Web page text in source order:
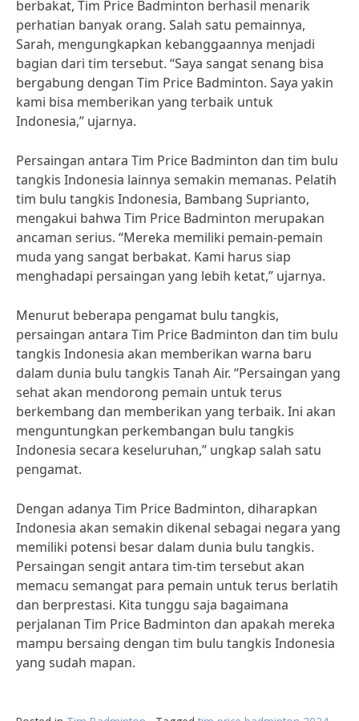
berbakat, Tim Price Badminton berhasil menarik
perhatian banyak orang. Salah satu pemainnya,
Sarah, mengungkapkan kebanggaannya menjadi
bagian dari tim tersebut. “Saya sangat senang bisa
bergabung dengan Tim Price Badminton. Saya yakin
kami bisa memberikan yang terbaik untuk
Indonesia,” ujarnya.
Persaingan antara Tim Price Badminton dan tim bulu
tangkis Indonesia lainnya semakin memanas. Pelatih
tim bulu tangkis Indonesia, Bambang Suprianto,
mengakui bahwa Tim Price Badminton merupakan
ancaman serius. “Mereka memiliki pemain-pemain
muda yang sangat berbakat. Kami harus siap
menghadapi persaingan yang lebih ketat,” ujarnya.
Menurut beberapa pengamat bulu tangkis,
persaingan antara Tim Price Badminton dan tim bulu
tangkis Indonesia akan memberikan warna baru
dalam dunia bulu tangkis Tanah Air. “Persaingan yang
sehat akan mendorong pemain untuk terus
berkembang dan memberikan yang terbaik. Ini akan
menguntungkan perkembangan bulu tangkis
Indonesia secara keseluruhan,” ungkap salah satu
pengamat.
Dengan adanya Tim Price Badminton, diharapkan
Indonesia akan semakin dikenal sebagai negara yang
memiliki potensi besar dalam dunia bulu tangkis.
Persaingan sengit antara tim-tim tersebut akan
memacu semangat para pemain untuk terus berlatih
dan berprestasi. Kita tunggu saja bagaimana
perjalanan Tim Price Badminton dan apakah mereka
mampu bersaing dengan tim bulu tangkis Indonesia
yang sudah mapan.